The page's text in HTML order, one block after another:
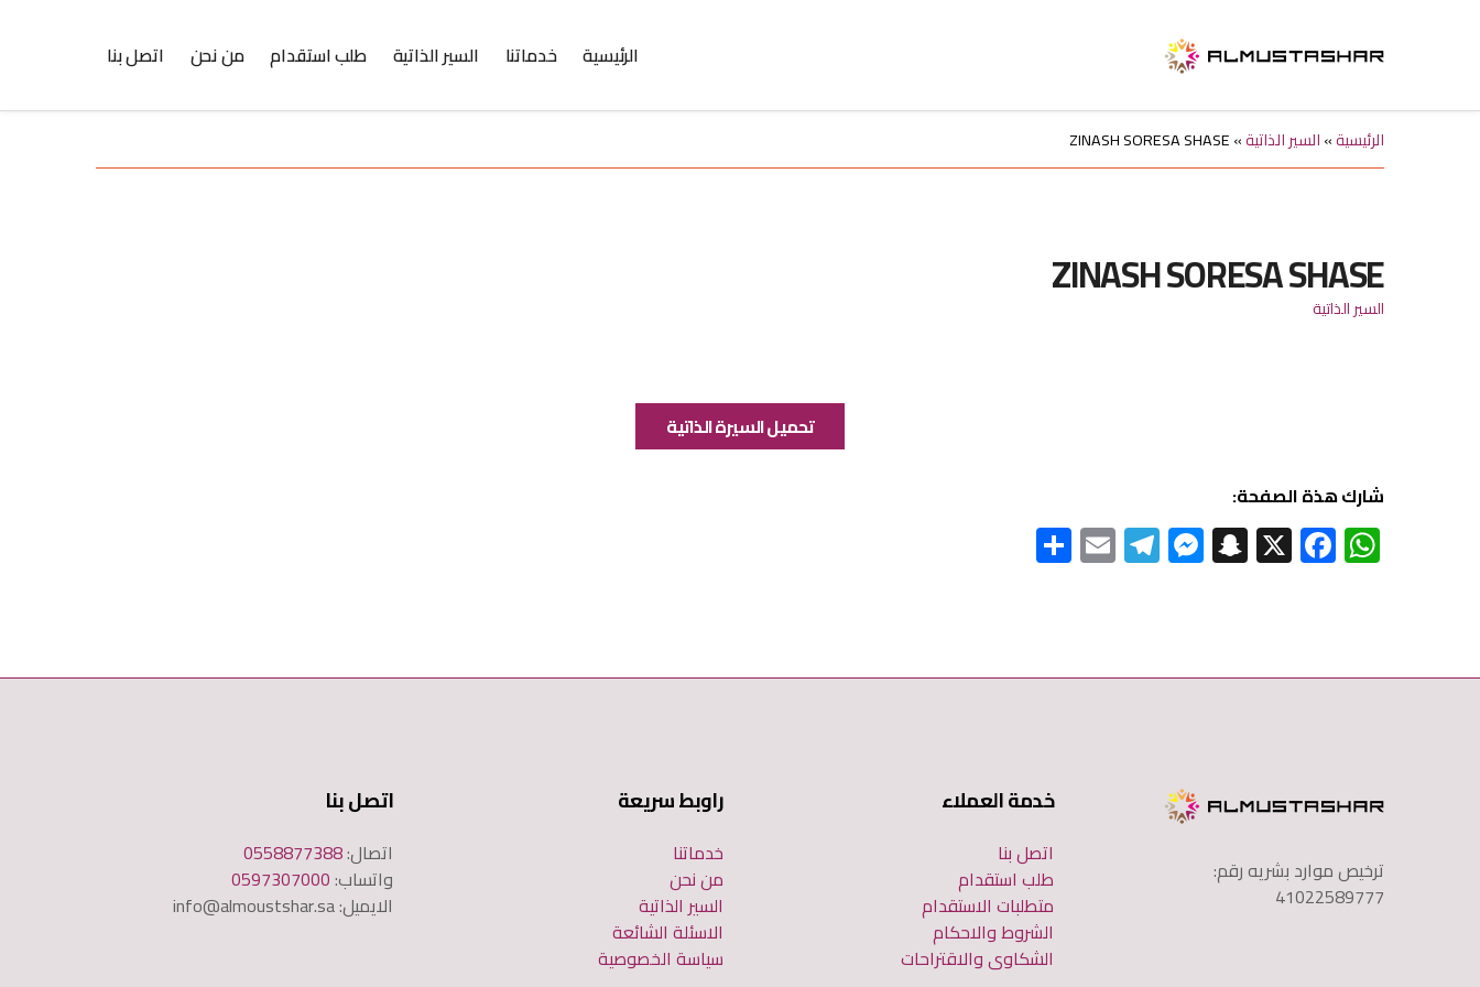
الرئيسية خدماتنا السير الذاتية طلب استقدام من نحن اتصل بنا
الرئيسية»السير الذاتية»
ZINASH SORESA SHASE
ZINASH SORESA SHASE
السير الذاتية
تحميل السيرة الذاتية
شارك هذة الصفحة:
W
h
A
F
ac
o
X
S
n
h
M
es
g
Te
le
m
E
m
ترخيص موارد بشريه رقم:
41022589777
خدمة العملاء
اتصل بنا
طلب استقدام
متطلبات الاستقدام
الشروط والاحكام
الشكاوى والاقتراحات
راوبط سريعة
خدماتنا
من نحن
السير الذاتية
الاسئلة الشائعة
سياسة الخصوصية
اتصل بنا
اتصال:0558877388
واتساب:0597307000
الايميل: info@almoustshar.sa